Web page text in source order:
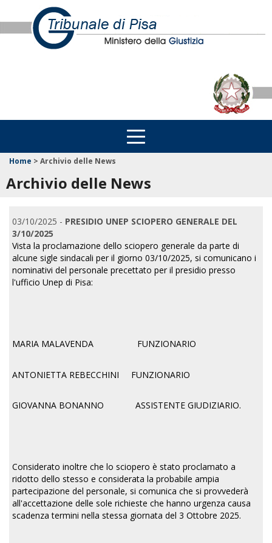
Home > Archivio delle News
Archivio delle News
03/10/2025 - PRESIDIO UNEP SCIOPERO GENERALE DEL
3/10/2025
Vista la proclamazione dello sciopero generale da parte di
alcune sigle sindacali per il giorno 03/10/2025, si comunicano i
nominativi del personale precettato per il presidio presso
l'ufficio Unep di Pisa:
MARIA MALAVENDA FUNZIONARIO
ANTONIETTA REBECCHINI FUNZIONARIO
GIOVANNA BONANNO ASSISTENTE GIUDIZIARIO.
Considerato inoltre che lo sciopero è stato proclamato a
ridotto dello stesso e considerata la probabile ampia
partecipazione del personale, si comunica che si provvederà
all'accettazione delle sole richieste che hanno urgenza causa
scadenza termini nella stessa giornata del 3 Ottobre 2025.